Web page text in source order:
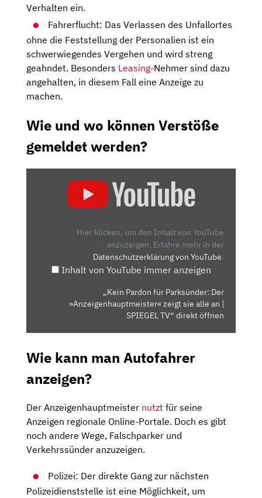
Verhalten ein.
Fahrerflucht: Das Verlassen des Unfallortes
ohne die Feststellung der Personalien ist ein
schwerwiegendes Vergehen und wird streng
geahndet. Besonders Leasing-Nehmer sind dazu
angehalten, in diesem Fall eine Anzeige zu
machen.
Wie und wo können Verstöße
gemeldet werden?
»ANZEIGENHAUPTMEISTER«
VON
YOUTUBE
ANZEIGEN
Hier klicken, um den Inhalt von YouTube
anzuzeigen. Erfahre mehr in der
Datenschutzerklärung von YouTube.
Inhalt von YouTube immer anzeigen
„Kein Pardon für Parksünder: Der
»Anzeigenhauptmeister« zeigt sie alle an |
SPIEGEL TV“ direkt öffnen
Wie kann man Autofahrer
anzeigen?
Der Anzeigenhauptmeister nutzt für seine
Anzeigen regionale Online-Portale. Doch es gibt
noch andere Wege, Falschparker und
Verkehrssünder anzuzeigen.
Polizei: Der direkte Gang zur nächsten
Polizeidienststelle ist eine Möglichkeit, um